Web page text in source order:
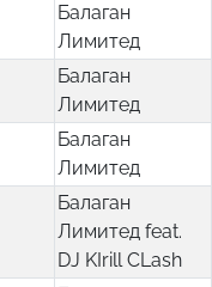
Балаган
Лимитед
Балаган
Лимитед
Балаган
Лимитед
Балаган
Лимитед feat.
DJ KIrill CLash